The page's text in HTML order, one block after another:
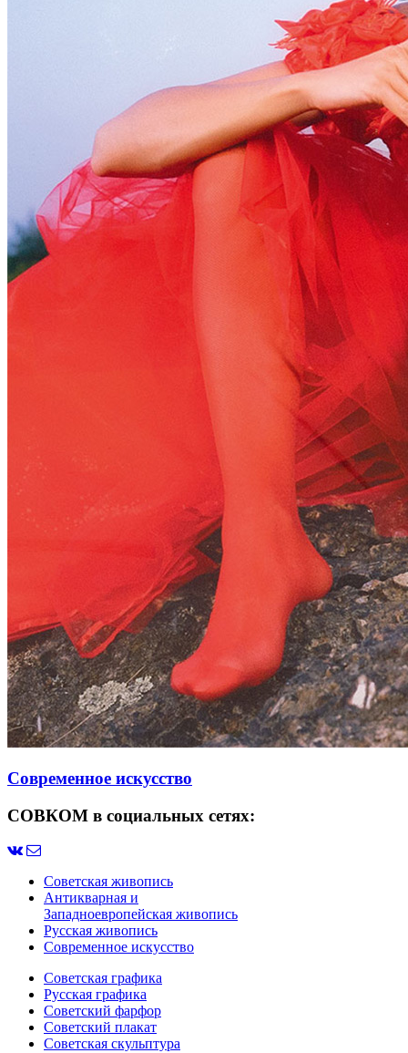
Современное искусство
СОВКОМ в социальных сетях:
Советская живопись
Антикварная и
Западноевропейская живопись
Русская живопись
Современное искусство
Советская графика
Русская графика
Советский фарфор
Советский плакат
Советская скульптура